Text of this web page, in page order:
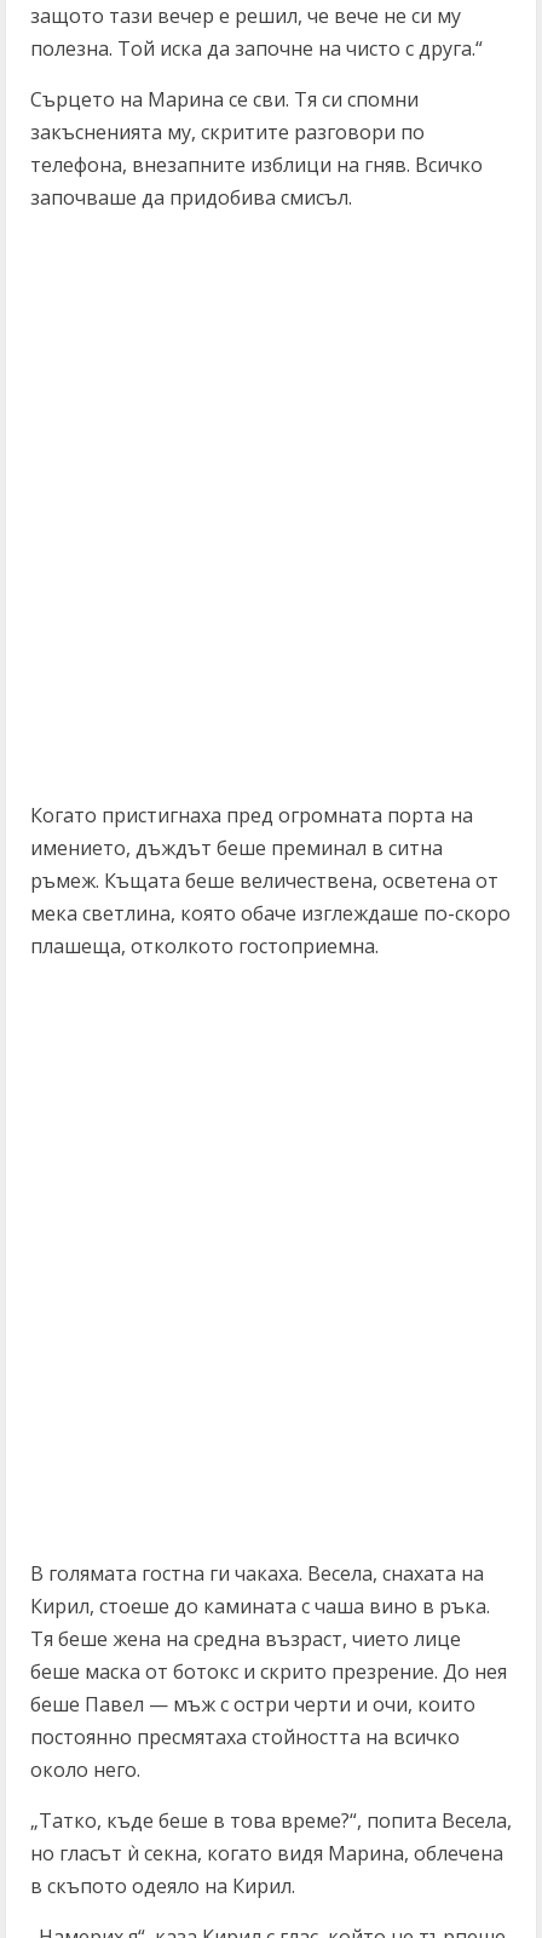
защото тази вечер е решил, че вече не си му
полезна. Той иска да започне на чисто с друга.“
Сърцето на Марина се сви. Тя си спомни
закъсненията му, скритите разговори по
телефона, внезапните изблици на гняв. Всичко
започваше да придобива смисъл.
Когато пристигнаха пред огромната порта на
имението, дъждът беше преминал в ситна
ръмеж. Къщата беше величествена, осветена от
мека светлина, която обаче изглеждаше по-скоро
плашеща, отколкото гостоприемна.
В голямата гостна ги чакаха. Весела, снахата на
Кирил, стоеше до камината с чаша вино в ръка.
Тя беше жена на средна възраст, чието лице
беше маска от ботокс и скрито презрение. До нея
беше Павел — мъж с остри черти и очи, които
постоянно пресмятаха стойността на всичко
около него.
„Татко, къде беше в това време?“, попита Весела,
но гласът ѝ секна, когато видя Марина, облечена
в скъпото одеяло на Кирил.